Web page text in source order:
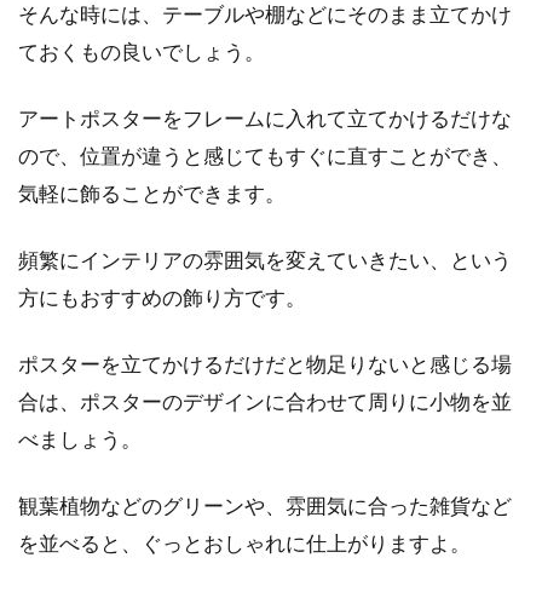
そんな時には、テーブルや棚などにそのまま立てかけ
ておくもの良いでしょう。
アートポスターをフレームに入れて立てかけるだけな
ので、位置が違うと感じてもすぐに直すことができ、
気軽に飾ることができます。
頻繁にインテリアの雰囲気を変えていきたい、という
方にもおすすめの飾り方です。
ポスターを立てかけるだけだと物足りないと感じる場
合は、ポスターのデザインに合わせて周りに小物を並
べましょう。
観葉植物などのグリーンや、雰囲気に合った雑貨など
を並べると、ぐっとおしゃれに仕上がりますよ。